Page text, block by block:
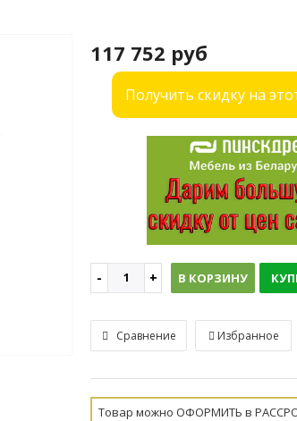
117 752 руб
Получить скидку на
В КОРЗИНУ
Сравнение Избранное
Товар можно ОФОРМИТЬ в